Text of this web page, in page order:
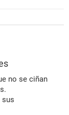
no se ciñan
sus